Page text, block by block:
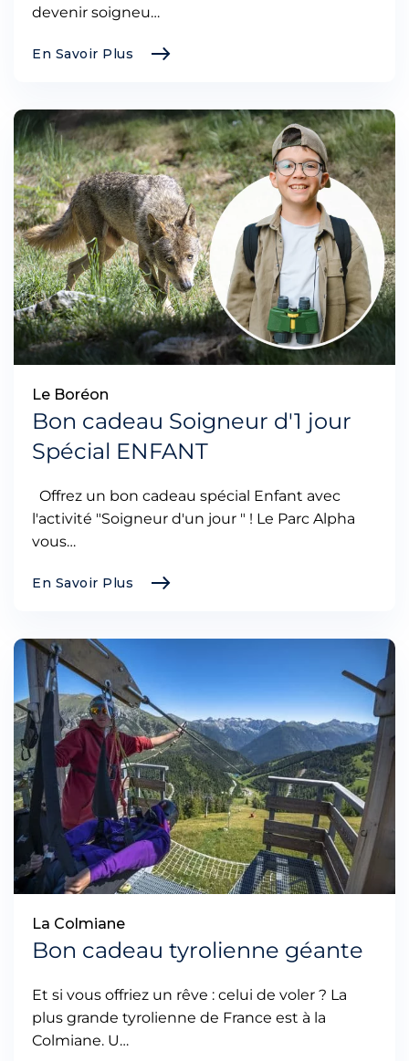
devenir soigneu…
En Savoir Plus
Le Boréon
Bon cadeau Soigneur d'1 jour
Spécial ENFANT
Offrez un bon cadeau spécial Enfant avec
l'activité "Soigneur d'un jour " ! Le Parc Alpha
vous…
En Savoir Plus
La Colmiane
Bon cadeau tyrolienne géante
Et si vous offriez un rêve : celui de voler ? La
plus grande tyrolienne de France est à la
Colmiane. U…